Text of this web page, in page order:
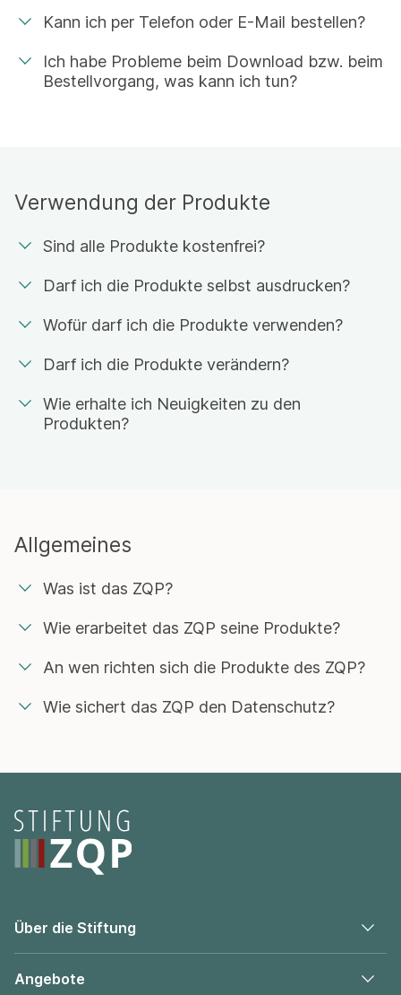
Kann ich per Telefon oder E-Mail bestellen?
Ich habe Probleme beim Download bzw. beim
Bestellvorgang, was kann ich tun?
Verwendung der Produkte
Sind alle Produkte kostenfrei?
Darf ich die Produkte selbst ausdrucken?
Wofür darf ich die Produkte verwenden?
Darf ich die Produkte verändern?
Wie erhalte ich Neuigkeiten zu den
Produkten?
Allgemeines
Was ist das ZQP?
Wie erarbeitet das ZQP seine Produkte?
An wen richten sich die Produkte des ZQP?
Wie sichert das ZQP den Datenschutz?
Seitenfooter
Über die Stiftung
Angebote